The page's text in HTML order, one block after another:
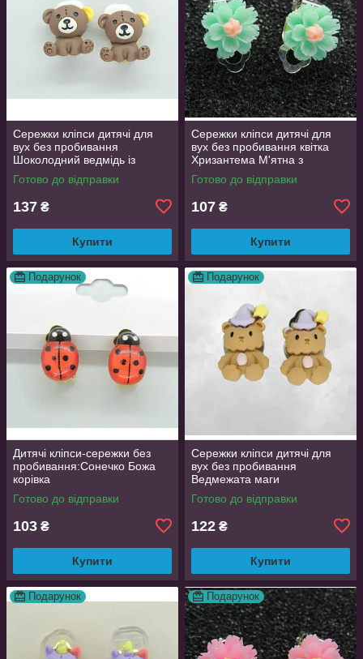
Сережки кліпси дитячі для
вух без пробивання
Шоколодний ведмідь із
жовтим вушком
Готово до відправки
137 ₴
Купити
Сережки кліпси дитячі для
вух без пробивання квітка
Хризантема М'ятна з
рожевою
Готово до відправки
107 ₴
Купити
Подарунок
Дитячі кліпси-сережки без
пробивання:Сонечко Божа
корівка
Готово до відправки
103 ₴
Купити
Подарунок
Сережки кліпси дитячі для
вух без пробивання
Ведмежата маги
Готово до відправки
122 ₴
Купити
Подарунок Подарунок